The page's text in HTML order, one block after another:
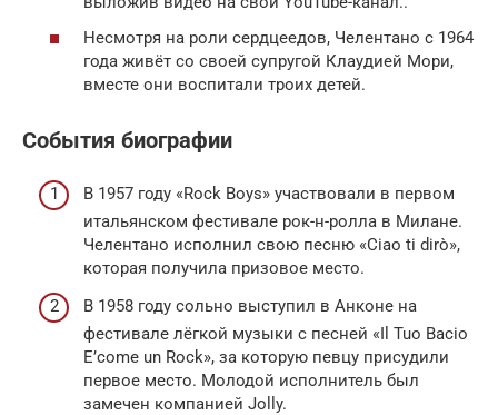
Несмотря на роли сердцеедов, Челентано с 1964
года живёт со своей супругой Клаудией Мори,
вместе они воспитали троих детей.
События биографии
В 1957 году «Rock Boys» участвовали в первом
итальянском фестивале рок-н-ролла в Милане.
Челентано исполнил свою песню «Ciao ti dirò»,
которая получила призовое место.
В 1958 году сольно выступил в Анконе на
фестивале лёгкой музыки с песней «Il Tuo Bacio
E’come un Rock», за которую певцу присудили
первое место. Молодой исполнитель был
замечен компанией Jolly.